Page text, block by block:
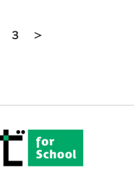
3 >